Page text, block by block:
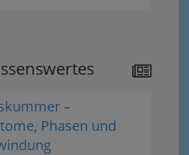
–
Phasen und